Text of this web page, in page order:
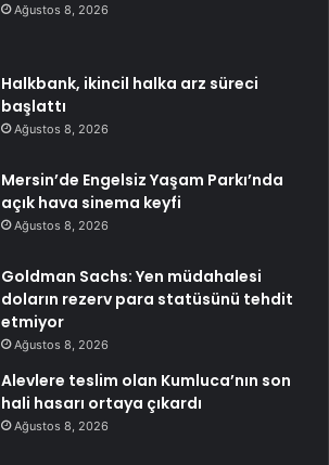
Ağustos 8, 2026
Halkbank, ikincil halka arz süreci
başlattı
Ağustos 8, 2026
Mersin’de Engelsiz Yaşam Parkı’nda
açık hava sinema keyfi
Ağustos 8, 2026
Goldman Sachs: Yen müdahalesi
doların rezerv para statüsünü tehdit
etmiyor
Ağustos 8, 2026
Alevlere teslim olan Kumluca’nın son
hali hasarı ortaya çıkardı
Ağustos 8, 2026